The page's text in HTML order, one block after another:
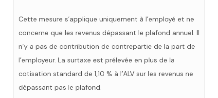
Cette mesure s’applique uniquement à l’employé et ne
concerne que les revenus dépassant le plafond annuel. Il
n’y a pas de contribution de contrepartie de la part de
l’employeur. La surtaxe est prélevée en plus de la
cotisation standard de 1,10 % à l’ALV sur les revenus ne
dépassant pas le plafond.